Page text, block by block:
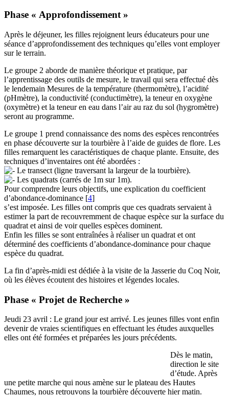
Phase « Approfondissement »
Après le déjeuner, les filles rejoignent leurs éducateurs pour une
séance d’approfondissement des techniques qu’elles vont employer
sur le terrain.
Le groupe 2 aborde de manière théorique et pratique, par
l’apprentissage des outils de mesure, le travail qui sera effectué dès
le lendemain Mesures de la température (thermomètre), l’acidité
(pHmètre), la conductivité (conductimètre), la teneur en oxygène
(oxymètre) et la teneur en eau dans l’air au raz du sol (hygromètre)
seront au programme.
Le groupe 1 prend connaissance des noms des espèces rencontrées
en phase découverte sur la tourbière à l’aide de guides de flore. Les
filles remarquent les caractéristiques de chaque plante. Ensuite, des
techniques d’inventaires ont été abordées :
Le transect (ligne traversant la largeur de la tourbière).
Les quadrats (carrés de 1m sur 1m).
Pour comprendre leurs objectifs, une explication du coefficient
d’abondance-dominance [4]
s’est imposée. Les filles ont compris que ces quadrats servaient à
estimer la part de recouvremment de chaque espèce sur la surface du
quadrat et ainsi de voir quelles espèces dominent.
Enfin les filles se sont entraînées à réaliser un quadrat et ont
déterminé des coefficients d’abondance-dominance pour chaque
espèce du quadrat.
La fin d’après-midi est dédiée à la visite de la Jasserie du Coq Noir,
où les élèves écoutent des histoires et légendes locales.
Phase « Projet de Recherche »
Jeudi 23 avril : Le grand jour est arrivé. Les jeunes filles vont enfin
devenir de vraies scientifiques en effectuant les études auxquelles
elles ont été formées et préparées les jours précédents.
Dès le matin,
direction le site
d’étude. Après
une petite marche qui nous amène sur le plateau des Hautes
Chaumes, nous retrouvons la tourbière découverte hier matin.